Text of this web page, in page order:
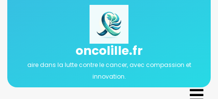
oncolille.fr
aire dans la lutte contre le cancer, avec compassion et
innovation.